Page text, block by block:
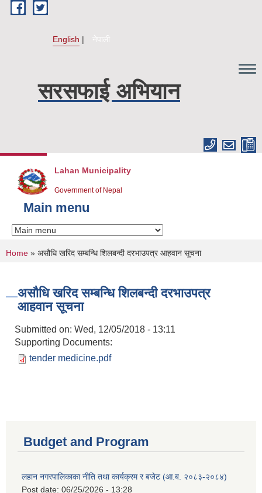
Skip to main content
English नेपाली
सरसफाई अभियान
Lahan Municipality
Government of Nepal
Main menu
You are here
Home » असौधि खरिद सम्बन्धि शिलबन्दी दरभाउपत्र आहवान सूचना
असौधि खरिद सम्बन्धि शिलबन्दी दरभाउपत्र
आहवान सूचना
Submitted on: Wed, 12/05/2018 - 13:11
Supporting Documents:
tender medicine.pdf
Budget and Program
लहान नगरपालिकाका नीति तथा कार्यक्रम र बजेट (आ.ब. २०८३-२०८४)
Post date: 06/25/2026 - 13:28